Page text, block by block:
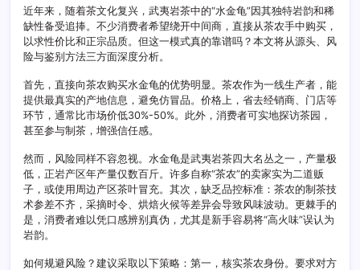
农
手
中
选
金
龟
靠
近年来，随着茶文化复兴，武夷岩茶中的“水金龟”因其独特岩韵和稀
缺性备受追捧。不少消费者希望绕开中间商，直接从茶农手中购买，
以求性价比和正宗品质。但这一模式真的靠谱吗？本文将从源头、风
险与鉴别方法三方面深度分析。
首先，直接向茶农购买水金龟的优势明显。茶农作为一线生产者，能
提供最真实的产地信息，避免仿冒品。价格上，省去经销商、门店等
环节，通常比市场价低30%-50%。此外，消费者可实地探访茶园，
甚至参与制茶，增强信任感。
然而，风险同样不容忽视。水金龟是武夷岩茶四大名丛之一，产量极
低，正岩产区年产量仅数百斤。许多自称“茶农”的卖家实为二道贩
子，或使用周边产区茶叶冒充。其次，缺乏品控标准：茶农的制茶技
术参差不齐，采摘时令、烘焙火候等差异会导致风味波动。更棘手的
是，消费者难以凭口感辨别真伪，尤其是新手容易将“高火味”误认为
岩韵。
如何规避风险？建议采取以下策略：第一，核实茶农身份。要求对方